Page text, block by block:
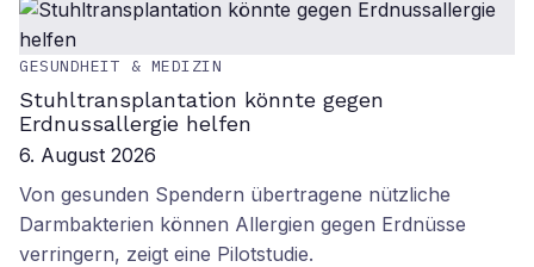
GESUNDHEIT & MEDIZIN
Stuhltransplantation könnte gegen
Erdnussallergie helfen
6. August 2026
Von gesunden Spendern übertragene nützliche
Darmbakterien können Allergien gegen Erdnüsse
verringern, zeigt eine Pilotstudie.